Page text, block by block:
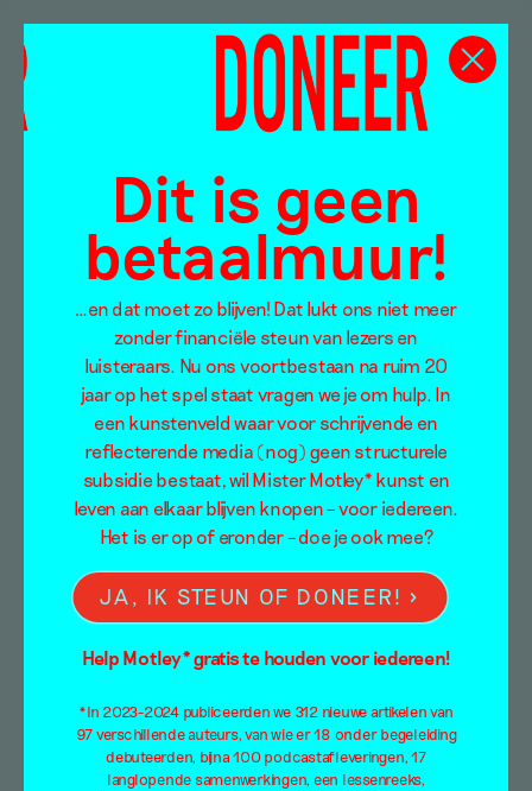
Dit is geen
betaalmuur!
…en dat moet zo blijven! Dat lukt ons niet meer
zonder financiële steun van lezers en
luisteraars. Nu ons voortbestaan na ruim 20
jaar op het spel staat vragen we je om hulp. In
een kunstenveld waar voor schrijvende en
reflecterende media (nog) geen structurele
subsidie bestaat, wil Mister Motley* kunst en
leven aan elkaar blijven knopen – voor iedereen.
Het is er op of eronder – doe je ook mee?
JA, IK STEUN OF DONEER!
Help Motley* gratis te houden voor iedereen!
*In 2023-2024 publiceerden we 312 nieuwe artikelen van
97 verschillende auteurs, van wie er 18 onder begeleiding
debuteerden, bijna 100 podcastafleveringen, 17
langlopende samenwerkingen, een lessenreeks,